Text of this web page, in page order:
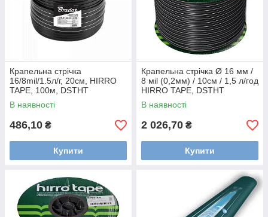
Крапельна стрічка
16/8mil/1.5л/г, 20см, HIRRO
TAPE, 100м, DSTHT
16081520-0100
В наявності
486,10 ₴
Купити
Крапельна стрічка Ø 16 мм /
8 мil (0,2мм) / 10см / 1,5 л/год
HIRRO TAPE, DSTHT
16081510-0500
В наявності
2 026,70 ₴
Купити